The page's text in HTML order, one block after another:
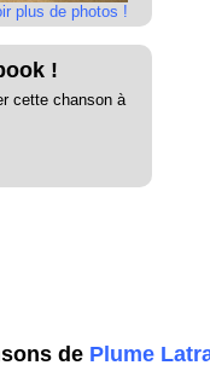
plus de photos !
!
cette chanson à
de Plume